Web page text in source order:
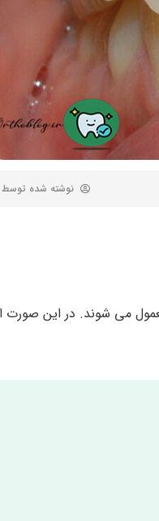
نوشته شده توسط
می شوند. در این صورت